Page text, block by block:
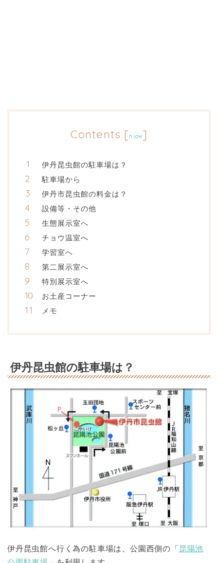
Contents [ hide]
伊丹昆虫館の駐車場は？
駐車場から
伊丹市昆虫館の料金は？
設備等・その他
生態展示室へ
チョウ温室へ
学習室へ
第二展示室へ
特別展示室へ
お土産コーナー
メモ
伊丹昆虫館の駐車場は？
伊丹昆虫館へ行く為の駐車場は、公園西側の「 昆陽池